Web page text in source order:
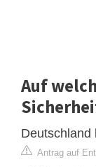
Auf
Deutschland
Antrag auf